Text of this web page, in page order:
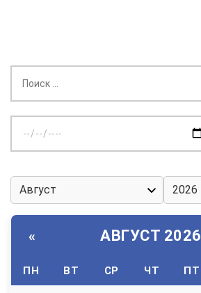
дату:
« АВГУСТ 2026
ПН ВТ СР ЧТ ПТ